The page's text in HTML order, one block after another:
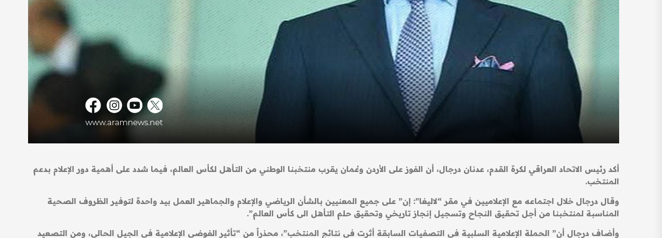
أكد رئيس الاتحاد العراقي لكرة القدم، عدنان درجال، أن الفوز على الأردن وعُمان يقرب منتخبنا الوطني من التأهل لكأس العالم، فيما شدد على أهمية دور الإعلام بدعم
المنتخب.
وقال درجال خلال اجتماعه مع الإعلاميين في مقر “لاليغا”: إن” على جميع المعنيين بالشأن الرياضي والإعلام والجماهير العمل بيد واحدة لتوفير الظروف الصحية
المناسبة لمنتخبنا من أجل تحقيق النجاح وتسجيل إنجاز تاريخي وتحقيق حلم التأهل الى كأس العالم”.
وأضاف درجال أن” الحملة الإعلامية السلبية في التصفيات السابقة أثرت في نتائج المنتخب”، محذراً من “تأثير الفوضى الإعلامية في الجيل الحالي، ومن التصعيد